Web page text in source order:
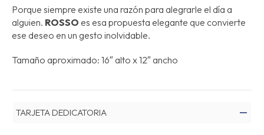
Porque siempre existe una razón para alegrarle el día a
alguien. ROSSO es esa propuesta elegante que convierte
ese deseo en un gesto inolvidable.
Tamaño aproximado: 16″ alto x 12″ ancho
TARJETA DEDICATORIA